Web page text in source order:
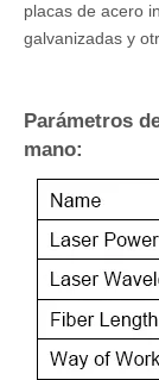
placas de acero
galvanizadas y
Parámetros
mano: